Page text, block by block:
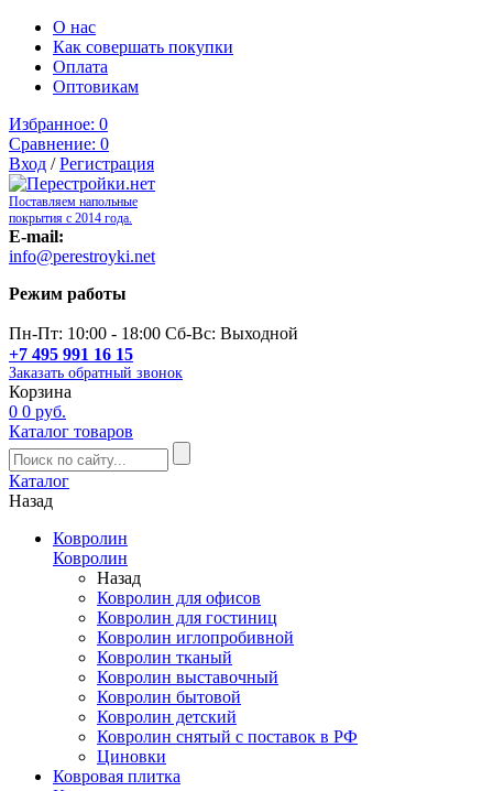
О нас
Как совершать покупки
Оплата
Оптовикам
Избранное: 0
Сравнение: 0
Вход /Регистрация
Поставляем напольные
покрытия с 2014 года.
E-mail:
info@perestroyki.net
Режим работы
Пн-Пт: 10:00 - 18:00 Сб-Вс: Выходной
+7 495 991 16 15
Заказать обратный звонок
Корзина
0 0 руб.
Каталог товаров
Каталог
Назад
Ковролин
Ковролин
Назад
Ковролин для офисов
Ковролин для гостиниц
Ковролин иглопробивной
Ковролин тканый
Ковролин выставочный
Ковролин бытовой
Ковролин детский
Ковролин снятый с поставок в РФ
Циновки
Ковровая плитка